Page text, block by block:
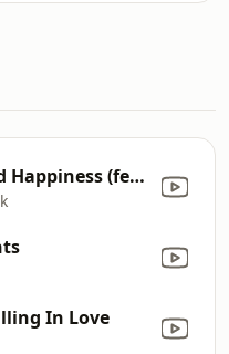
Sunshine and Happiness (feat. Darryl Pandy) [R'n'b Steve Dub Mix]
In Love